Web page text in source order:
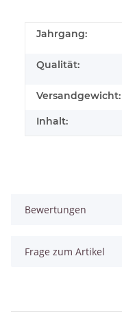
Jahrgang:
Qualität:
Versandgewicht:
Inhalt:
Bewertungen
Frage zum Artikel